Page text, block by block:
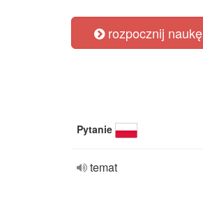
rozpocznij naukę
Pytanie
temat